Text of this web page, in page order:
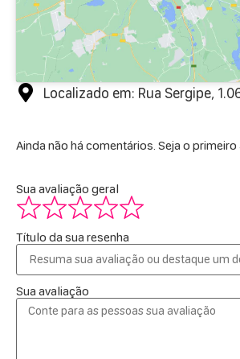
Localizado em: Rua Sergipe,
Ainda não há comentários. Seja o primeiro
Sua avaliação geral
Título da sua resenha
Sua avaliação